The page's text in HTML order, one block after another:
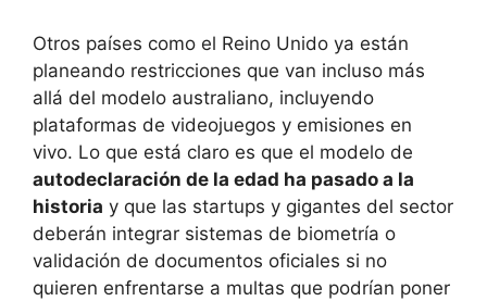
Otros países como el Reino Unido ya están
planeando restricciones que van incluso más
allá del modelo australiano, incluyendo
plataformas de videojuegos y emisiones en
vivo. Lo que está claro es que el modelo de
autodeclaración de la edad ha pasado a la
historia y que las startups y gigantes del sector
deberán integrar sistemas de biometría o
validación de documentos oficiales si no
quieren enfrentarse a multas que podrían poner